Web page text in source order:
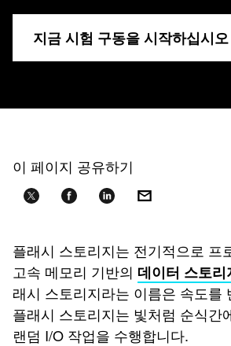
지금 시험 구동을 시작하십시오
이 페이지 공유하기
플래시 스토리지는 전기적으로 프
고속 메모리 기반의 데이터 스토
래시 스토리지라는 이름은 속도를
플래시 스토리지는 빛처럼 순식간
랜덤 I/O 작업을 수행합니다.